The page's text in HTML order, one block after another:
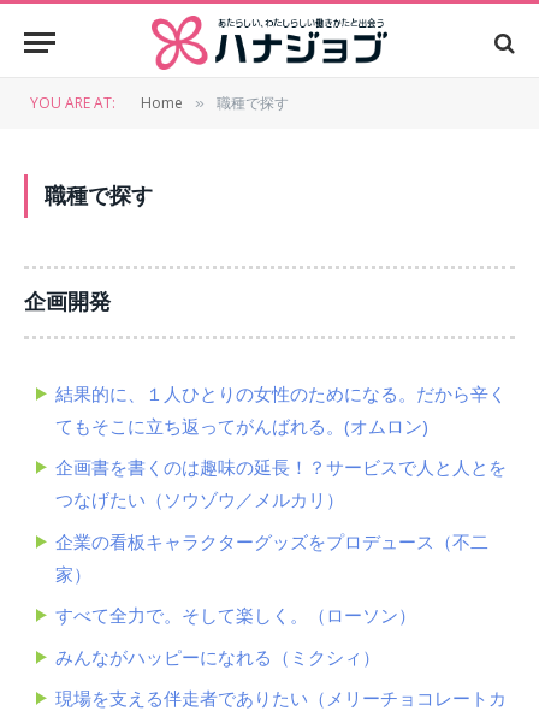
YOU ARE AT: Home » 職種で探す
職種で探す
企画開発
結果的に、１人ひとりの女性のためになる。だから辛く
てもそこに立ち返ってがんばれる。(オムロン)
企画書を書くのは趣味の延長！？サービスで人と人とを
つなげたい（ソウゾウ／メルカリ）
企業の看板キャラクターグッズをプロデュース（不二
家）
すべて全力で。そして楽しく。（ローソン）
みんながハッピーになれる（ミクシィ）
現場を支える伴走者でありたい（メリーチョコレートカ